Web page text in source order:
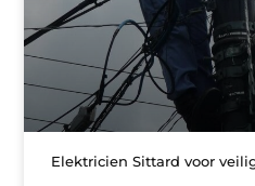
Elektricien Sittard voor